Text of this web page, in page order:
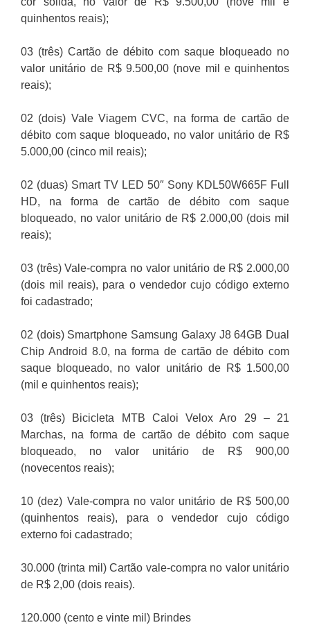
quinhentos reais);
03 (três) Cartão de débito com saque bloqueado no
valor unitário de R$ 9.500,00 (nove mil e quinhentos
reais);
02 (dois) Vale Viagem CVC, na forma de cartão de
débito com saque bloqueado, no valor unitário de R$
5.000,00 (cinco mil reais);
02 (duas) Smart TV LED 50″ Sony KDL50W665F Full
HD, na forma de cartão de débito com saque
bloqueado, no valor unitário de R$ 2.000,00 (dois mil
reais);
03 (três) Vale-compra no valor unitário de R$ 2.000,00
(dois mil reais), para o vendedor cujo código externo
foi cadastrado;
02 (dois) Smartphone Samsung Galaxy J8 64GB Dual
Chip Android 8.0, na forma de cartão de débito com
saque bloqueado, no valor unitário de R$ 1.500,00
(mil e quinhentos reais);
03 (três) Bicicleta MTB Caloi Velox Aro 29 – 21
Marchas, na forma de cartão de débito com saque
bloqueado, no valor unitário de R$ 900,00
(novecentos reais);
10 (dez) Vale-compra no valor unitário de R$ 500,00
(quinhentos reais), para o vendedor cujo código
externo foi cadastrado;
30.000 (trinta mil) Cartão vale-compra no valor unitário
de R$ 2,00 (dois reais).
120.000 (cento e vinte mil) Brindes